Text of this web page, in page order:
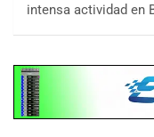
intensa actividad en
IAME SERIES
KDO - F6
Ciudad de Trenque
Trenque Lauquen (Buenos